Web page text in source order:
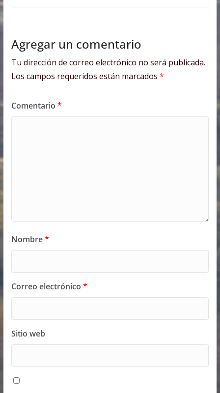
Agregar un comentario
Tu dirección de correo electrónico no será publicada.
Los campos requeridos están marcados *
Comentario *
Nombre*
Correo electrónico *
Sitio web